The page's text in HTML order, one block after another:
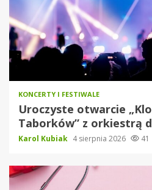
KONCERTY I FESTIWALE
Uroczyste otwarcie
Taborków” z orkiestrą
Karol Kubiak 4 sierpnia 2026 41